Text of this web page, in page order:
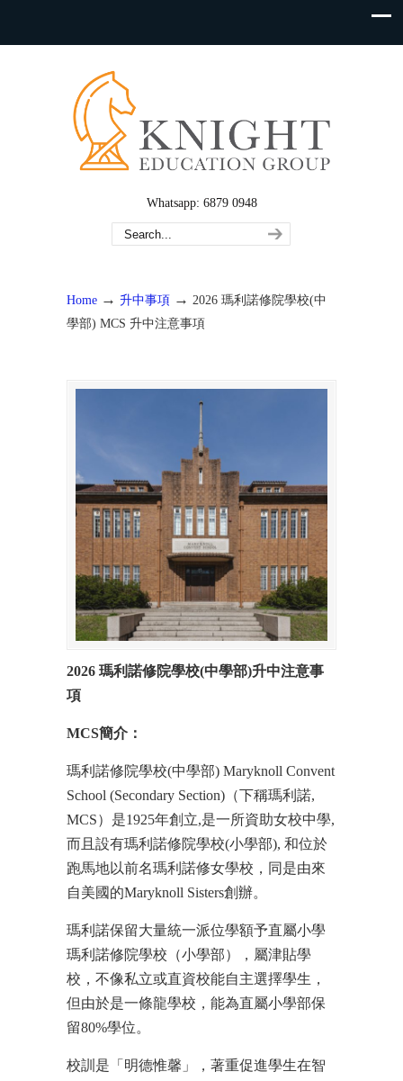
Whatsapp: 6879 0948
Home → 升中事項 → 2026 瑪利諾修院學校(中
學部) MCS 升中注意事項
2026 瑪利諾修院學校(中學部)升中注意事
項
MCS簡介：
瑪利諾修院學校(中學部) Maryknoll Convent
School (Secondary Section)（下稱瑪利諾,
MCS）是1925年創立,是一所資助女校中學,
而且設有瑪利諾修院學校(小學部), 和位於
跑馬地以前名瑪利諾修女學校，同是由來
自美國的Maryknoll Sisters創辦。
瑪利諾保留大量統一派位學額予直屬小學
瑪利諾修院學校（小學部），屬津貼學
校，不像私立或直資校能自主選擇學生，
但由於是一條龍學校，能為直屬小學部保
留80%學位。
校訓是「明德惟馨」，著重促進學生在智